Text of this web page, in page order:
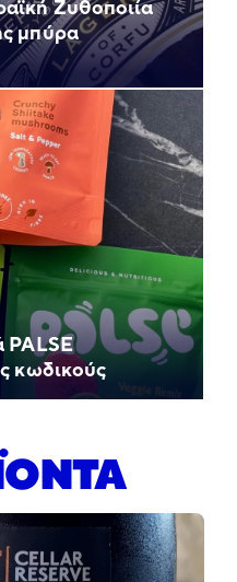
Ζυθοποιία
μπύρα
PALSE
κωδικούς